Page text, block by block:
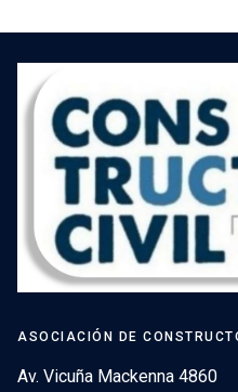
ASOCIACIÓN DE
Av. Vicuña Mackenna 4860